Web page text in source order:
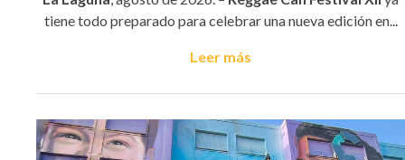
tiene todo preparado para celebrar una nueva edición en...
Leer más